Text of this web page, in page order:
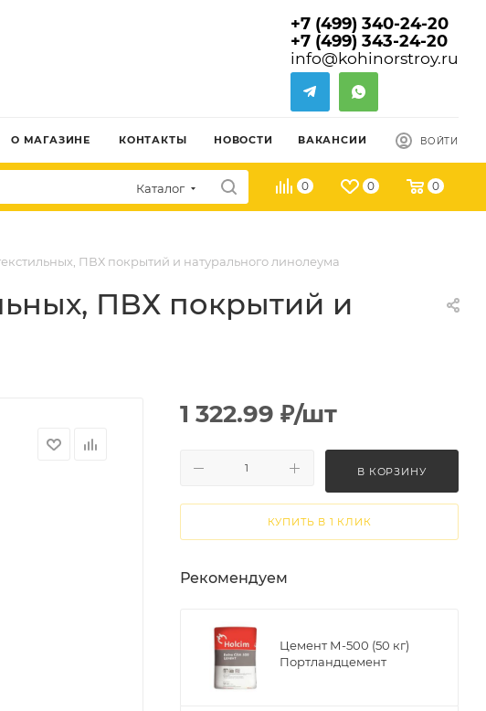
+7 (499) 340-24-20
+7 (499) 343-24-20
info@kohinorstroy.ru
О МАГАЗИНЕ КОНТАКТЫ НОВОСТИ ВАКАНСИИ ВОЙТИ
Каталог 0 0 0
ПВХ покрытий и натурального линолеума
ПВХ покрытий и
1 322.99 ₽/шт
В КОРЗИНУ
КУПИТЬ В 1 КЛИК
Рекомендуем
Цемент М-500 (50 кг)
Портландцемент